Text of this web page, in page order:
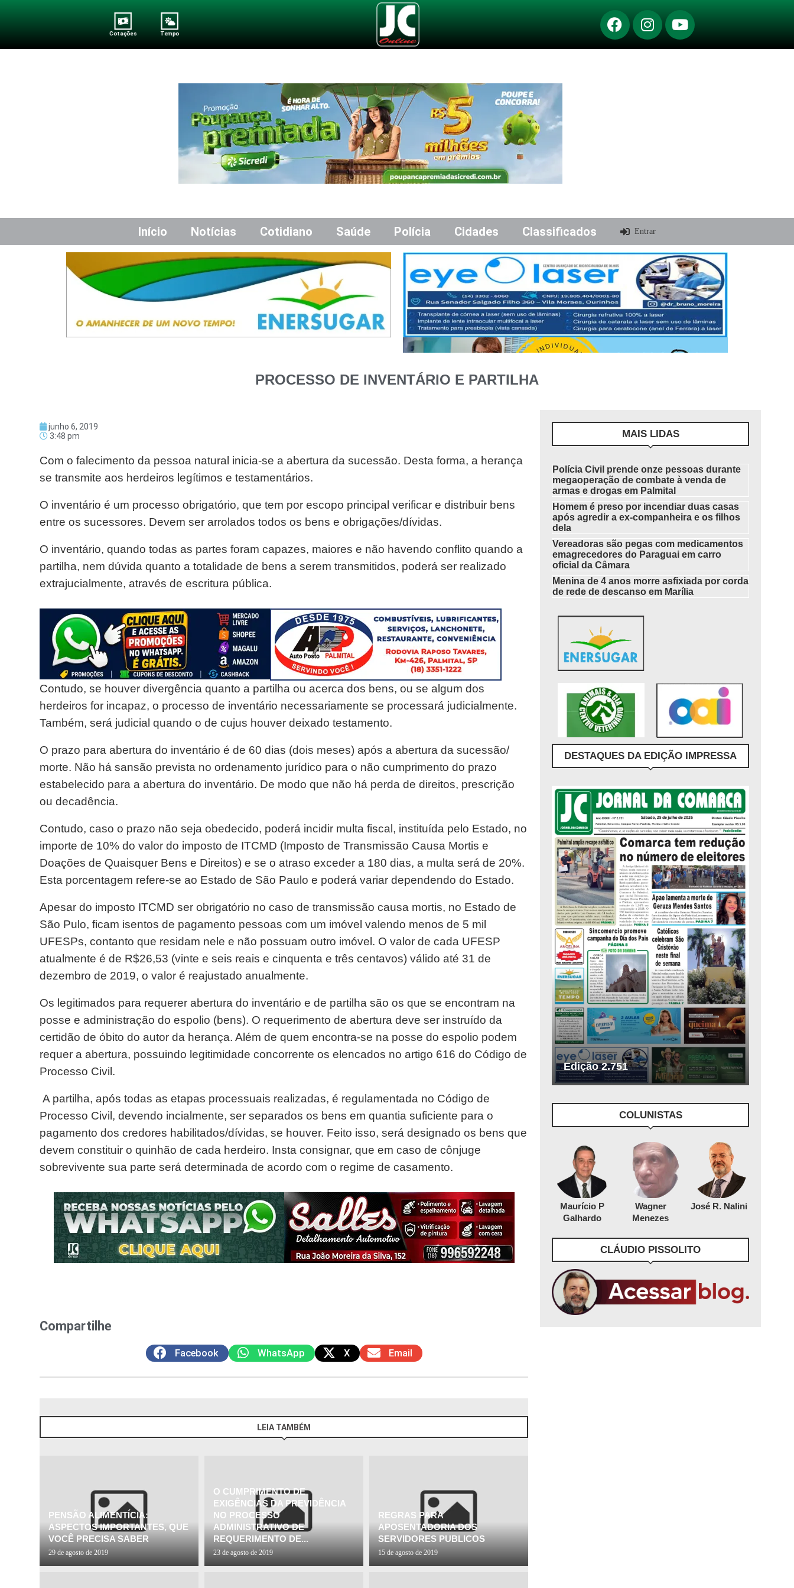
Cotações Tempo
Início Notícias Cotidiano Saúde Polícia Cidades Classificados Entrar
PROCESSO DE INVENTÁRIO E PARTILHA
junho 6, 2019
3:48 pm
Com o falecimento da pessoa natural inicia-se a abertura da sucessão. Desta forma, a herança
se transmite aos herdeiros legítimos e testamentários.
O inventário é um processo obrigatório, que tem por escopo principal verificar e distribuir bens
entre os sucessores. Devem ser arrolados todos os bens e obrigações/dívidas.
O inventário, quando todas as partes foram capazes, maiores e não havendo conflito quando a
partilha, nem dúvida quanto a totalidade de bens a serem transmitidos, poderá ser realizado
extrajucialmente, através de escritura pública.
Contudo, se houver divergência quanto a partilha ou acerca dos bens, ou se algum dos
herdeiros for incapaz, o processo de inventário necessariamente se processará judicialmente.
Também, será judicial quando o de cujus houver deixado testamento.
O prazo para abertura do inventário é de 60 dias (dois meses) após a abertura da sucessão/
morte. Não há sansão prevista no ordenamento jurídico para o não cumprimento do prazo
estabelecido para a abertura do inventário. De modo que não há perda de direitos, prescrição
ou decadência.
Contudo, caso o prazo não seja obedecido, poderá incidir multa fiscal, instituída pelo Estado, no
importe de 10% do valor do imposto de ITCMD (Imposto de Transmissão Causa Mortis e
Doações de Quaisquer Bens e Direitos) e se o atraso exceder a 180 dias, a multa será de 20%.
Esta porcentagem refere-se ao Estado de São Paulo e poderá variar dependendo do Estado.
Apesar do imposto ITCMD ser obrigatório no caso de transmissão causa mortis, no Estado de
São Pulo, ficam isentos de pagamento pessoas com um imóvel valendo menos de 5 mil
UFESPs, contanto que residam nele e não possuam outro imóvel. O valor de cada UFESP
atualmente é de R$26,53 (vinte e seis reais e cinquenta e três centavos) válido até 31 de
dezembro de 2019, o valor é reajustado anualmente.
Os legitimados para requerer abertura do inventário e de partilha são os que se encontram na
posse e administração do espolio (bens). O requerimento de abertura deve ser instruído da
certidão de óbito do autor da herança. Além de quem encontra-se na posse do espolio podem
requer a abertura, possuindo legitimidade concorrente os elencados no artigo 616 do Código de
Processo Civil.
A partilha, após todas as etapas processuais realizadas, é regulamentada no Código de
Processo Civil, devendo incialmente, ser separados os bens em quantia suficiente para o
pagamento dos credores habilitados/dívidas, se houver. Feito isso, será designado os bens que
devem constituir o quinhão de cada herdeiro. Insta consignar, que em caso de cônjuge
sobrevivente sua parte será determinada de acordo com o regime de casamento.
Compartilhe
Facebook WhatsApp X Email
LEIA TAMBÉM
PENSÃO ALIMENTÍCIA:
ASPECTOS IMPORTANTES, QUE
VOCÊ PRECISA SABER
29 de agosto de 2019
O CUMPRIMENTO DE
EXIGÊNCIAS DA PREVIDÊNCIA
NO PROCESSO
ADMINISTRATIVO DE
REQUERIMENTO DE...
23 de agosto de 2019
REGRAS PARA
APOSENTADORIA DOS
SERVIDORES PUBLICOS
15 de agosto de 2019
MAIS LIDAS
Polícia Civil prende onze pessoas durante
megaoperação de combate à venda de
armas e drogas em Palmital
Homem é preso por incendiar duas casas
após agredir a ex-companheira e os filhos
dela
Vereadoras são pegas com medicamentos
emagrecedores do Paraguai em carro
oficial da Câmara
Menina de 4 anos morre asfixiada por corda
de rede de descanso em Marília
DESTAQUES DA EDIÇÃO IMPRESSA
Edição 2.751
COLUNISTAS
Maurício P
Galhardo
Wagner
Menezes
José R. Nalini
CLÁUDIO PISSOLITO